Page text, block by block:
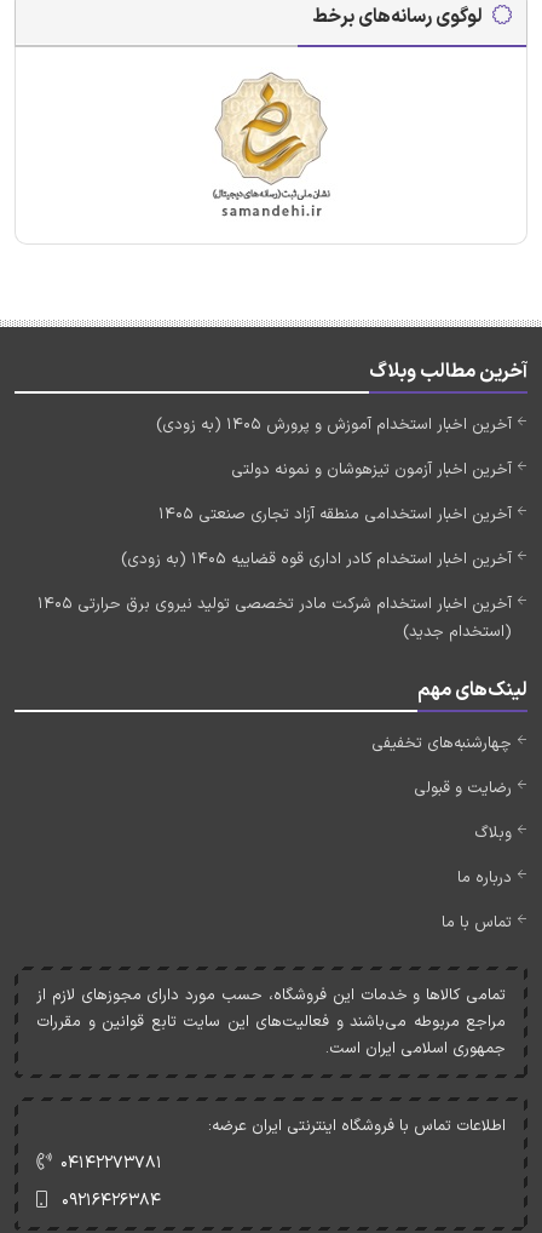
لوگوی رسانه‌های برخط
آخرین مطالب وبلاگ
آخرین اخبار استخدام آموزش و پرورش 1405 (به زودی)
آخرین اخبار آزمون تیزهوشان و نمونه دولتی
آخرین اخبار استخدامی منطقه آزاد تجاری صنعتی 1405
آخرین اخبار استخدام کادر اداری قوه قضاییه 1405 (به زودی)
آخرین اخبار استخدام شرکت مادر تخصصی تولید نیروی برق حرارتی 1405
(استخدام جدید)
لینک‌های مهم
چهارشنبه‌های تخفیفی
رضایت و قبولی
وبلاگ
درباره ما
تماس با ما
تمامی کالاها و خدمات اين فروشگاه، حسب مورد دارای مجوزهای لازم از
مراجع مربوطه می‌باشند و فعاليت‌های اين سايت تابع قوانين و مقررات
جمهوری اسلامی ايران است.
اطلاعات تماس با فروشگاه اینترنتی ایران عرضه:
۰۴۱۴۲۲۷۳۷۸۱
۰۹۲۱۶۴۲۶۳۸۴